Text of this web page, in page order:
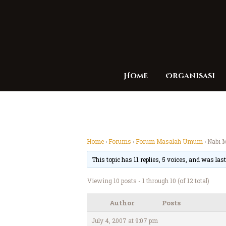
Home Organisasi
Home›Forums ›Forum Masalah Umum › Nabi
This topic has 11 replies, 5 voices, and was
Viewing 10 posts - 1 through 10 (of 12 total)
Author Posts
July 4, 2007 at 9:07 pm